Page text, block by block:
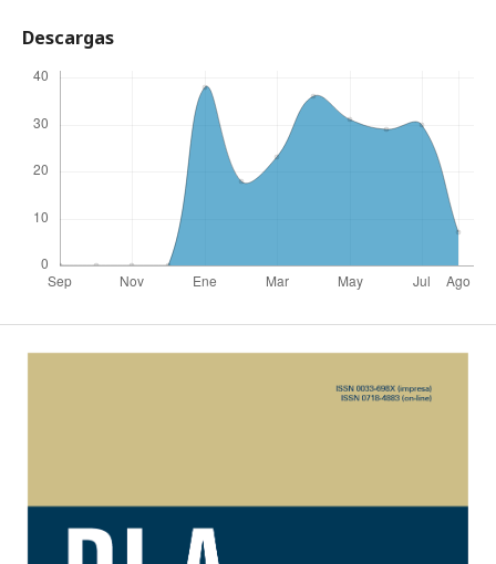
Descargas